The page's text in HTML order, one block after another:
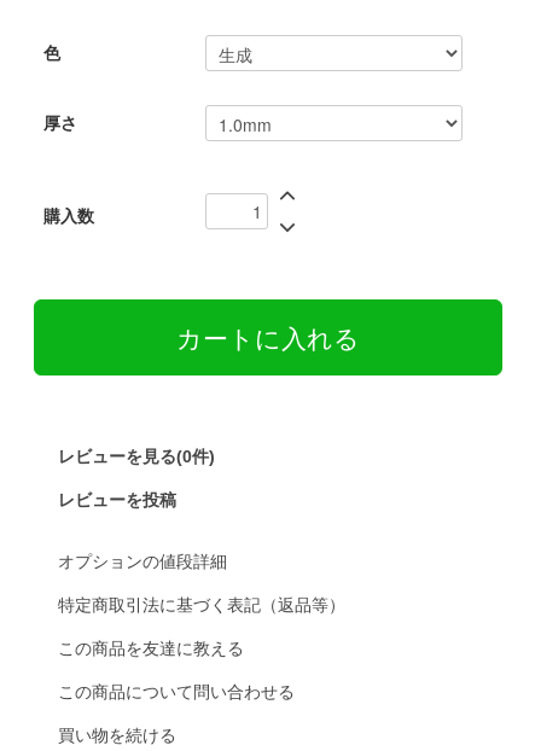
色
厚さ
購入数
レビューを見る(0件)
レビューを投稿
オプションの値段詳細
特定商取引法に基づく表記（返品等）
この商品を友達に教える
この商品について問い合わせる
買い物を続ける